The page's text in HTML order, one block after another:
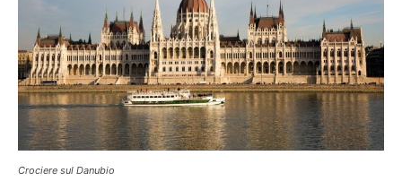
Crociere sul Danubio